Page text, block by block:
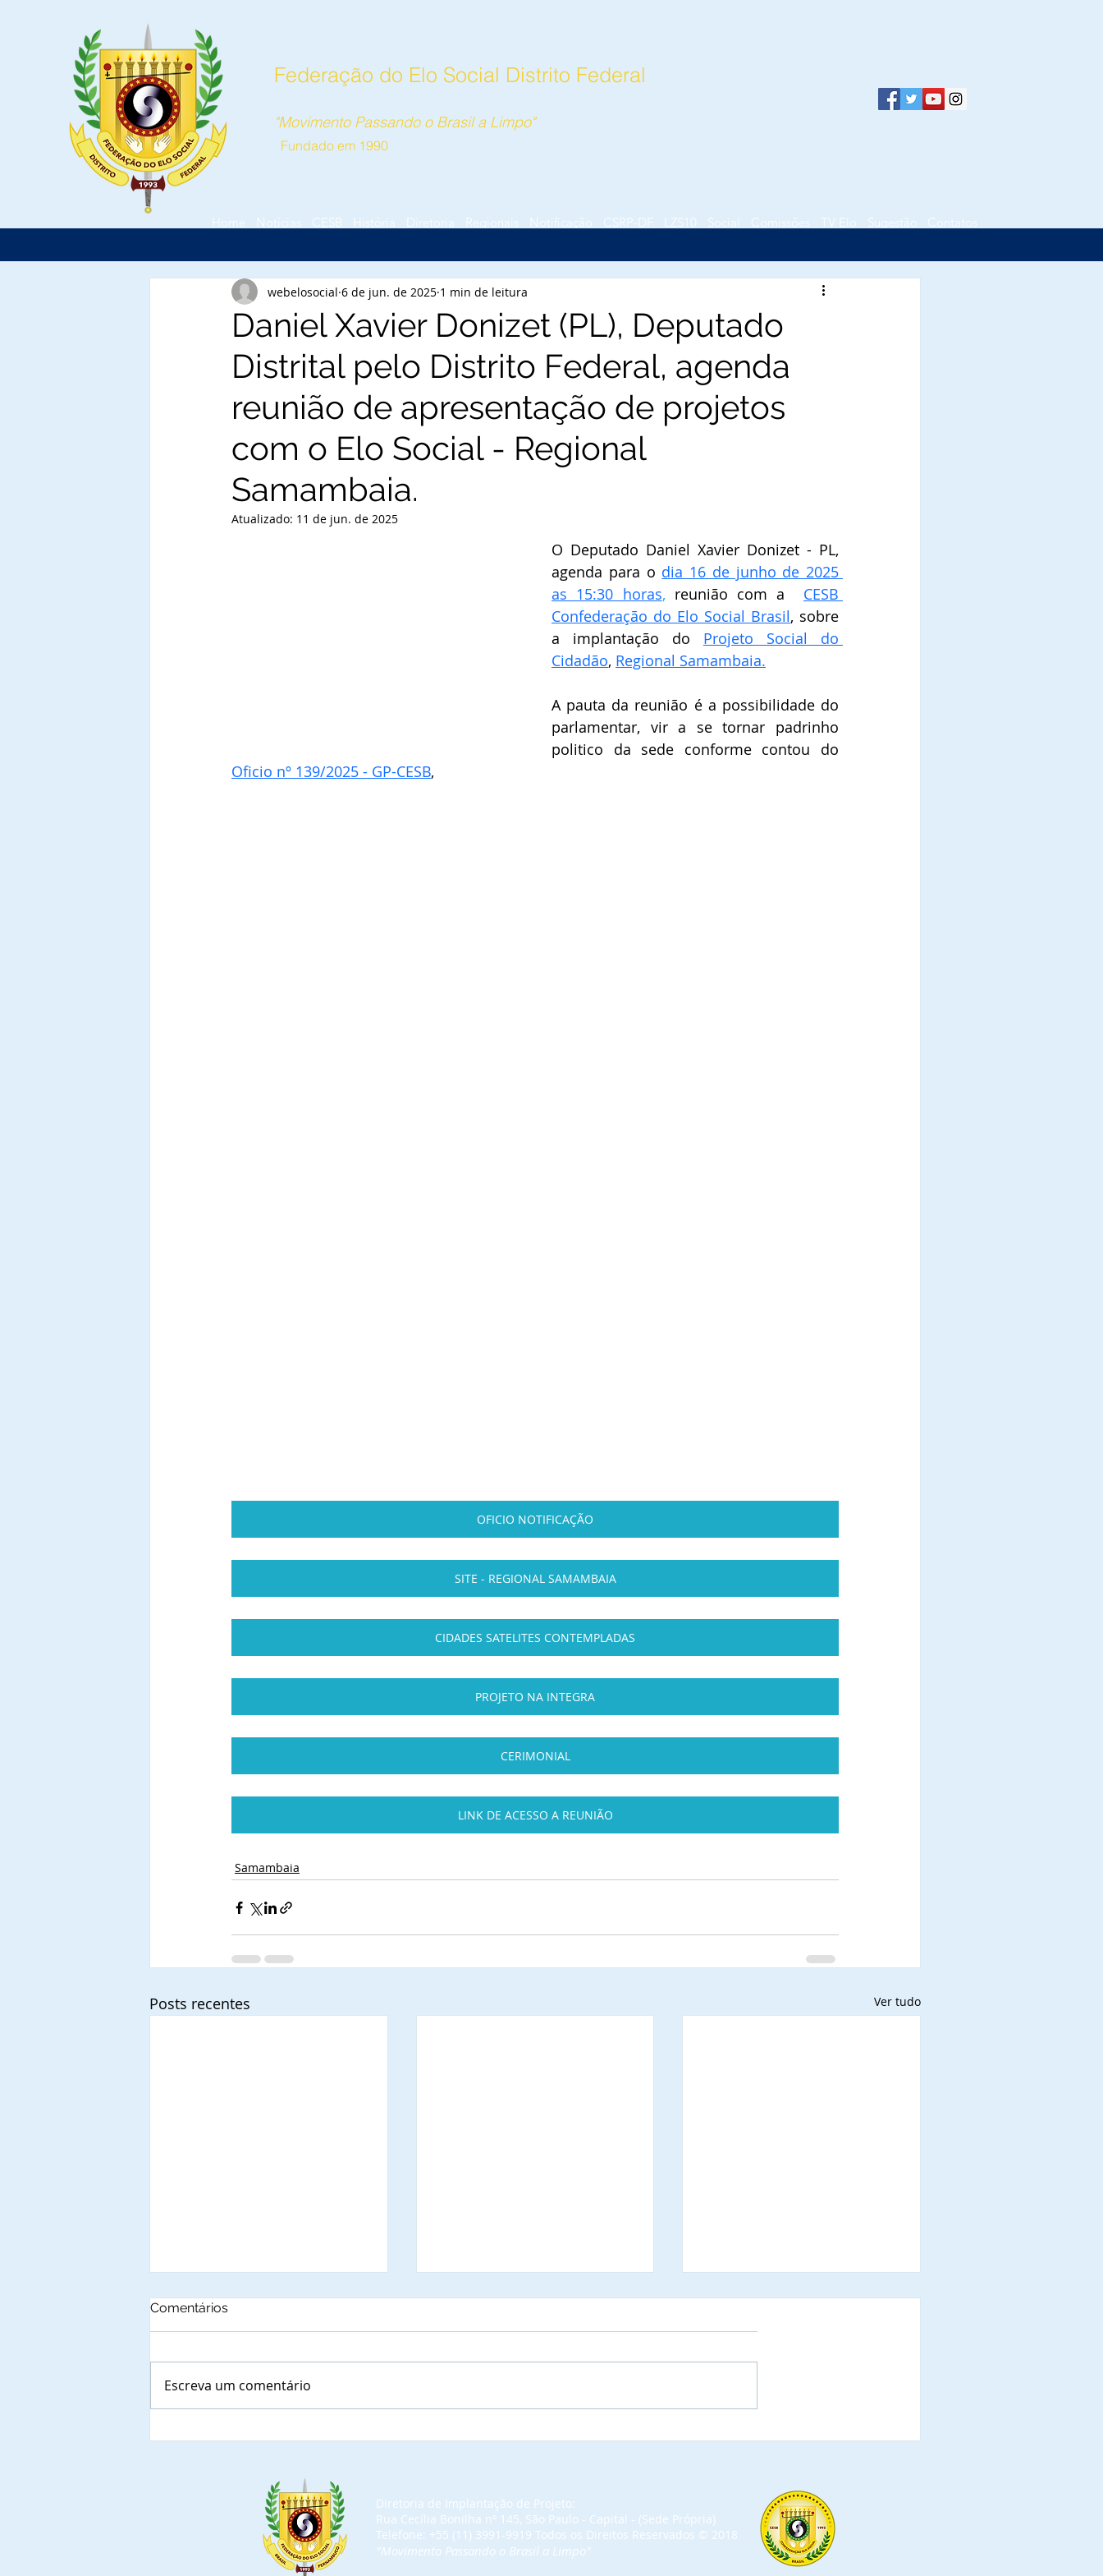
"Movimento Passando o Brasil a Limpo"
Fundado em 1990
Home Notícias CESB História Diretoria Regionais Notificação CSRP-DF LZS10 Social Comissões TV Elo Sugestão Contatos
Federação do Elo Social Distrito Federal
Daniel Xavier Donizet (PL), Deputado
Distrital pelo Distrito Federal, agenda
reunião de apresentação de projetos
com o Elo Social - Regional
Samambaia.
webelosocial 6 de jun. de 2025 1 min de leitura
Atualizado: 11 de jun. de 2025
O Deputado Daniel Xavier Donizet - PL,
agenda para o dia 16 de junho de 2025
as 15:30 horas, reunião com a CESB
Confederação do Elo Social Brasil, sobre
a implantação do Projeto Social do
Cidadão, Regional Samambaia.
A pauta da reunião é a possibilidade do
parlamentar, vir a se tornar padrinho
Oficio nº 139/2025 - GP-CESB,
OFICIO NOTIFICAÇÃO
SITE - REGIONAL SAMAMBAIA
CIDADES SATELITES CONTEMPLADAS
PROJETO NA INTEGRA
CERIMONIAL
LINK DE ACESSO A REUNIÃO
Samambaia
Posts recentes Ver tudo
Social do Cidadão que esta
em fase de implantação.
Projeto Social do Cidadão
que está em fase de
implantação
pelo Elo Social
Comentários
Escreva um comentário
Diretoria de Implantação de Projeto:
Rua Cecília Bonilha nº 145, São Paulo - Capital - (Sede Própria)
Telefone: +55 (11) 3991-9919 Todos os Direitos Reservados​ © 2018
"Movimento Passando o Brasil a Limpo"